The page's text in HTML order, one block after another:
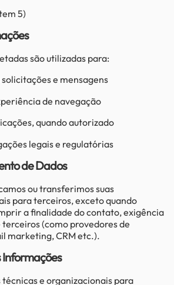
5)
são utilizadas para:
e mensagens
de navegação
quando autorizado
legais e regulatórias
de Dados
ou transferimos suas
para terceiros, exceto quando
a finalidade do contato, exigência
terceiros (como provedores de
marketing, CRM etc.).
Informações
e organizacionais para